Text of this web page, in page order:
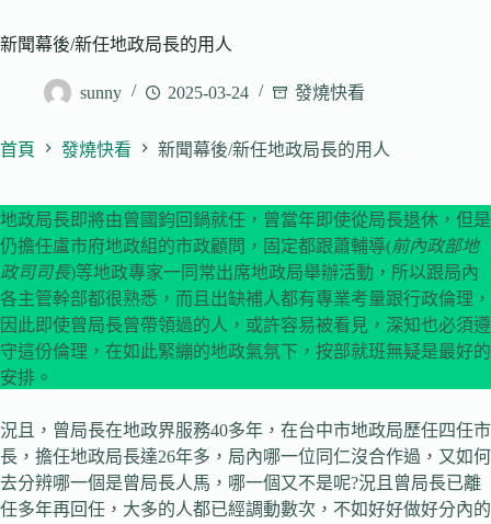
新聞幕後/新任地政局長的用人
sunny 2025-03-24 發燒快看
首頁 發燒快看 新聞幕後/新任地政局長的用人
地政局長即將由曾國鈞回鍋就任，曾當年即使從局長退休，但是
仍擔任盧市府地政組的市政顧問，固定都跟蕭輔導(前內政部地
政司司長)等地政專家一同常出席地政局舉辦活動，所以跟局內
各主管幹部都很熟悉，而且出缺補人都有專業考量跟行政倫理，
因此即使曾局長曾帶領過的人，或許容易被看見，深知也必須遵
守這份倫理，在如此緊繃的地政氣氛下，按部就班無疑是最好的
安排。
況且，曾局長在地政界服務40多年，在台中市地政局歷任四任市
長，擔任地政局長達26年多，局內哪一位同仁沒合作過，又如何
去分辨哪一個是曾局長人馬，哪一個又不是呢?況且曾局長已離
任多年再回任，大多的人都已經調動數次，不如好好做好分內的